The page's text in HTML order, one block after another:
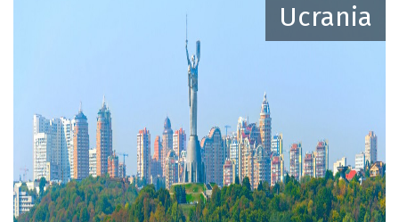
Ucrania